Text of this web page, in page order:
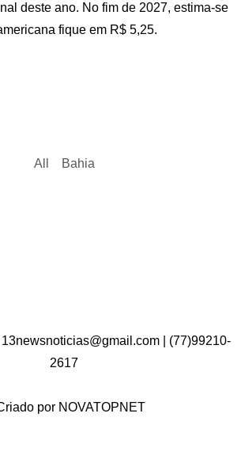
deste ano. No fim de 2027, estima-se
fique em R$ 5,25.
All Bahia
| (77)99210-
2617
por NOVATOPNET